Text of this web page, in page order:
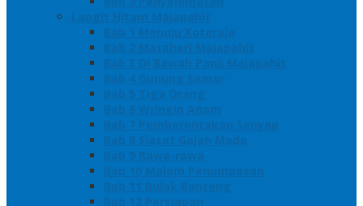
Langit Hitam Majapahit
Bab 1 Menuju Kotaraja
Bab 2 Matahari Majapahit
Bab 3 Di Bawah Panji Majapahit
Bab 4 Gunung Semar
Bab 5 Tiga Orang
Bab 6 Wringin Anom
Bab 7 Pemberontakan Senyap
Bab 8 Siasat Gajah Mada
Bab 9 Rawa-rawa
Bab 10 Malam Penumpasan
Bab 11 Bulak Banteng
Bab 12 Persiapan